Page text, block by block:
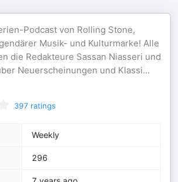
Podcast von Rolling Stone,
Musik- und Kulturmarke! Alle
die Redakteure Sassan Niasseri und
Neuerscheinungen und Klassi...
397 ratings
Weekly
296